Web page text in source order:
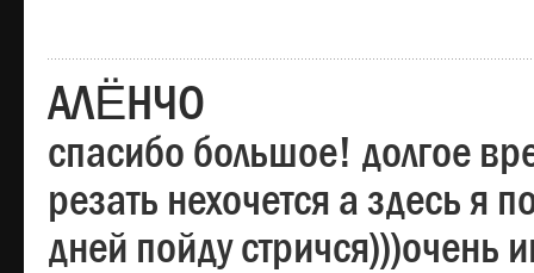
АЛЁНЧО
спасибо большое! долгое
резать нехочется а здесь я
дней пойду стричся)))очень